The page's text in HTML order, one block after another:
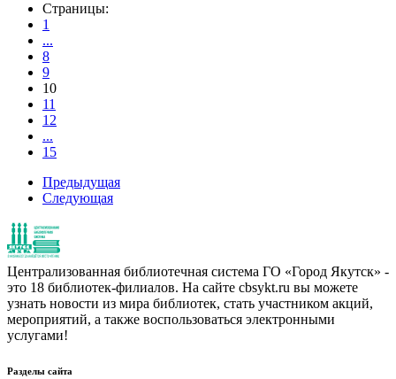
Страницы:
1
...
8
9
10
11
12
...
15
Предыдущая
Следующая
Централизованная библиотечная система ГО «Город Якутск» -
это 18 библиотек-филиалов. На сайте cbsykt.ru вы можете
узнать новости из мира библиотек, стать участником акций,
мероприятий, а также воспользоваться электронными
услугами!
Разделы сайта